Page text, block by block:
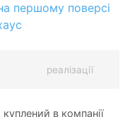
першому поверсі
реалізації
в компанії